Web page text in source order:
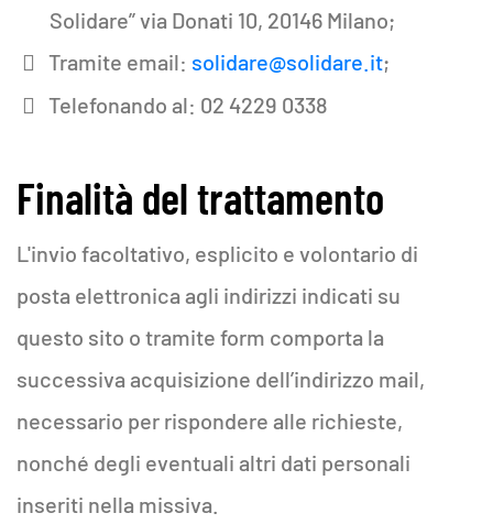
Solidare” via Donati 10, 20146 Milano;
Tramite email: solidare@solidare.it;
Telefonando al: 02 4229 0338
Finalità del trattamento
L'invio facoltativo, esplicito e volontario di
posta elettronica agli indirizzi indicati su
questo sito o tramite form comporta la
successiva acquisizione dell’indirizzo mail,
necessario per rispondere alle richieste,
nonché degli eventuali altri dati personali
inseriti nella missiva.